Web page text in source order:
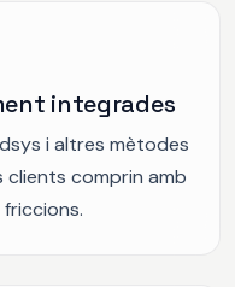
integrades
i altres mètodes
comprin amb